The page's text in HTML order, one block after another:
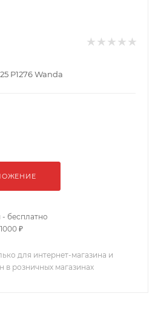
P1276 Wanda
бесплатно
₽
для интернет-магазина и
в розничных магазинах